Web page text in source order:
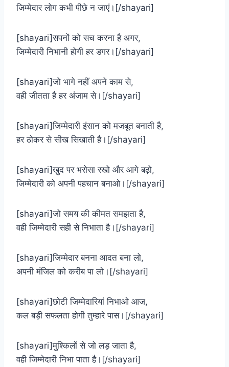
जिम्मेदार लोग कभी पीछे न जाएं।[/shayari]
[shayari]सपनों को सच करना है अगर,
जिम्मेदारी निभानी होगी हर डगर।[/shayari]
[shayari]जो भागे नहीं अपने काम से,
वही जीतता है हर अंजाम से।[/shayari]
[shayari]जिम्मेदारी इंसान को मजबूत बनाती है,
हर ठोकर से सीख सिखाती है।[/shayari]
[shayari]खुद पर भरोसा रखो और आगे बढ़ो,
जिम्मेदारी को अपनी पहचान बनाओ।[/shayari]
[shayari]जो समय की कीमत समझता है,
वही जिम्मेदारी सही से निभाता है।[/shayari]
[shayari]जिम्मेदार बनना आदत बना लो,
अपनी मंजिल को करीब पा लो।[/shayari]
[shayari]छोटी जिम्मेदारियां निभाओ आज,
कल बड़ी सफलता होगी तुम्हारे पास।[/shayari]
[shayari]मुश्किलों से जो लड़ जाता है,
वही जिम्मेदारी निभा पाता है।[/shayari]